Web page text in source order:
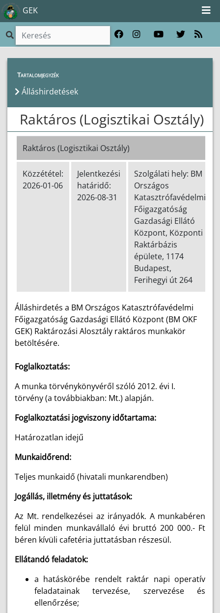
GEK
Szakmai tájékoztatók
Tartalomjegyzék
Álláshirdetések
Raktáros (Logisztikai Osztály)
Raktáros (Logisztikai Osztály)
Közzététel:
2026-01-06
Jelentkezési
határidő:
2026-08-31
Szolgálati hely: BM
Országos
Katasztrófavédelmi
Főigazgatóság
Gazdasági Ellátó
Központ, Központi
Raktárbázis
épülete, 1174
Budapest,
Ferihegyi út 264
Álláshirdetés a BM Országos Katasztrófavédelmi
Főigazgatóság Gazdasági Ellátó Központ (BM OKF
GEK) Raktározási Alosztály raktáros munkakör
betöltésére.
Foglalkoztatás:
A munka törvénykönyvéről szóló 2012. évi I.
törvény (a továbbiakban: Mt.) alapján.
Foglalkoztatási jogviszony időtartama:
Határozatlan idejű
Munkaidőrend:
Teljes munkaidő (hivatali munkarendben)
Jogállás, illetmény és juttatások:
Az Mt. rendelkezései az irányadók. A munkabéren
felül minden munkavállaló évi bruttó 200 000.- Ft
béren kívüli cafetéria juttatásban részesül.
Ellátandó feladatok:
a hatáskörébe rendelt raktár napi operatív
feladatainak tervezése, szervezése és
ellenőrzése;